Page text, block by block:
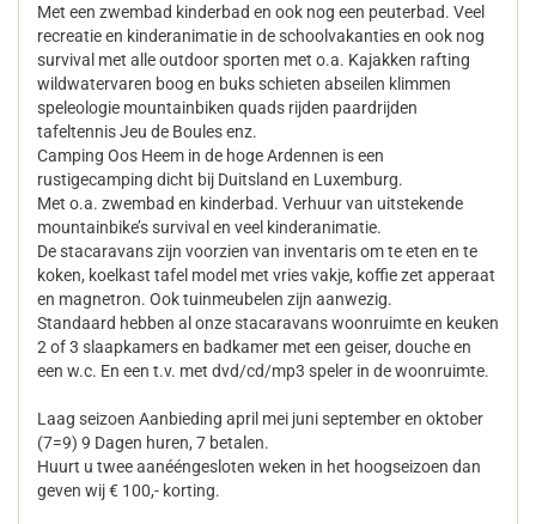
Met een zwembad kinderbad en ook nog een peuterbad. Veel
recreatie en kinderanimatie in de schoolvakanties en ook nog
survival met alle outdoor sporten met o.a. Kajakken rafting
wildwatervaren boog en buks schieten abseilen klimmen
speleologie mountainbiken quads rijden paardrijden
tafeltennis Jeu de Boules enz.
Camping Oos Heem in de hoge Ardennen is een
rustigecamping dicht bij Duitsland en Luxemburg.
Met o.a. zwembad en kinderbad. Verhuur van uitstekende
mountainbike’s survival en veel kinderanimatie.
De stacaravans zijn voorzien van inventaris om te eten en te
koken, koelkast tafel model met vries vakje, koffie zet apperaat
en magnetron. Ook tuinmeubelen zijn aanwezig.
Standaard hebben al onze stacaravans woonruimte en keuken
2 of 3 slaapkamers en badkamer met een geiser, douche en
een w.c. En een t.v. met dvd/cd/mp3 speler in de woonruimte.
Laag seizoen Aanbieding april mei juni september en oktober
(7=9) 9 Dagen huren, 7 betalen.
Huurt u twee aanééngesloten weken in het hoogseizoen dan
geven wij € 100,- korting.